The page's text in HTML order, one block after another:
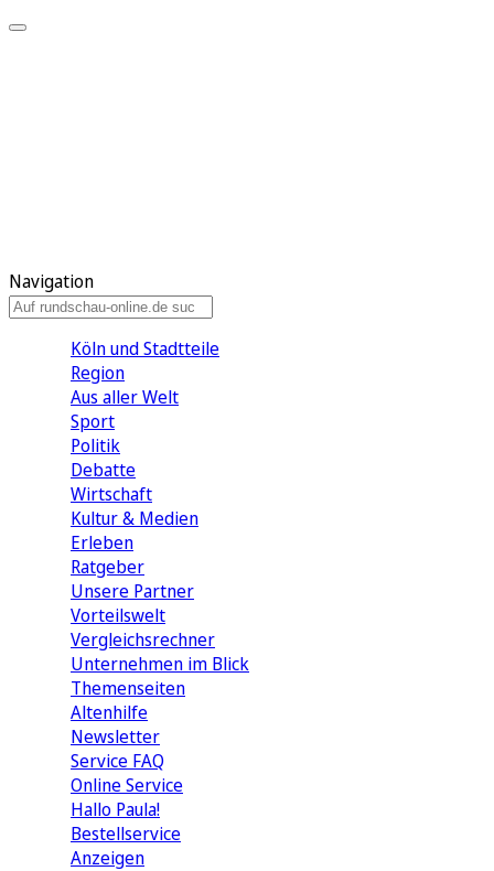
Navigation
Köln und Stadtteile
Region
Aus aller Welt
Sport
Politik
Debatte
Wirtschaft
Kultur & Medien
Erleben
Ratgeber
Unsere Partner
Vorteilswelt
Vergleichsrechner
Unternehmen im Blick
Themenseiten
Altenhilfe
Newsletter
Service FAQ
Online Service
Hallo Paula!
Bestellservice
Anzeigen